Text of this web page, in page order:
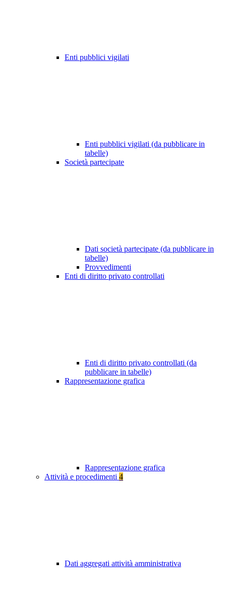
Enti pubblici vigilati
Enti pubblici vigilati (da pubblicare in
tabelle)
Società partecipate
Dati società partecipate (da pubblicare in
tabelle)
Provvedimenti
Enti di diritto privato controllati
Enti di diritto privato controllati (da
pubblicare in tabelle)
Rappresentazione grafica
Rappresentazione grafica
Attività e procedimenti 4
Dati aggregati attività amministrativa